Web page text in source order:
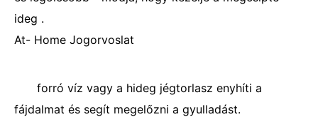
ideg .
At- Home Jogorvoslat
forró víz vagy a hideg jégtorlasz enyhíti a
fájdalmat és segít megelőzni a gyulladást.